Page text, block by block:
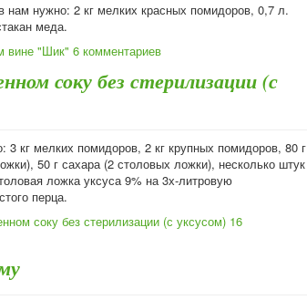
нам нужно: 2 кг мелких красных помидоров, 0,7 л.
меда.
вине "Шик" 6 комментариев
соку без стерилизации (с
3 кг мелких помидоров, 2 кг крупных помидоров, 80 г
50 г сахара (2 столовых ложки), несколько штук
ложка уксуса 9% на 3х-литровую
перца.
соку без стерилизации (с уксусом) 16